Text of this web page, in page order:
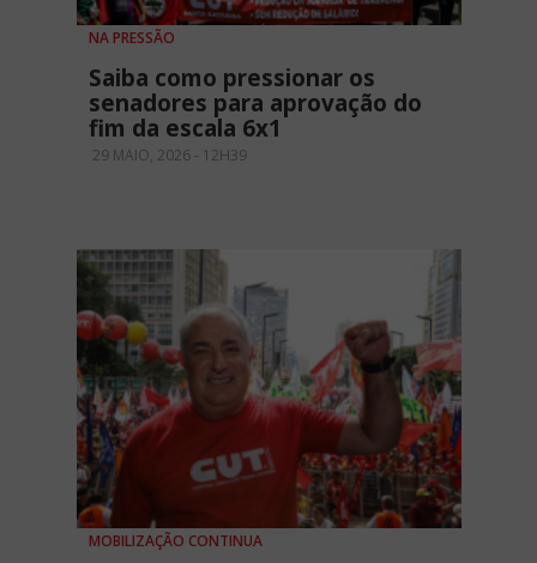
NA PRESSÃO
Saiba como pressionar os
senadores para aprovação do
fim da escala 6x1
29 MAIO, 2026 - 12H39
MOBILIZAÇÃO CONTINUA